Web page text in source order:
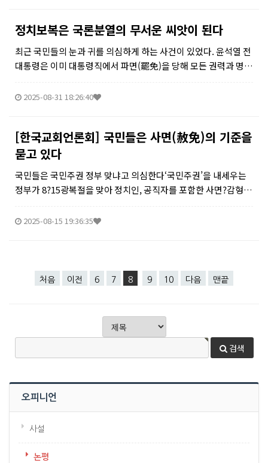
정치보복은 국론분열의 무서운 씨앗이 된다
최근 국민들의 눈과 귀를 의심하게 하는 사건이 있었다. 윤석열 전
대통령은 이미 대통령직에서 파면(罷免)을 당해 모든 권력과 명예
가두었다. 그것도 모자라 자신들이 여당이 된 후에 특검을 만들어,
2025-08-31 18:26:40
[한국교회언론회] 국민들은 사면(赦免)의 기준을
묻고 있다
국민들은 국민주권 정부 맞냐고 의심한다‘국민주권’을 내세우는
정부가 8?15광복절을 맞아 정치인, 공직자를 포함한 사면?감형?
지 포함하고 있어, 여론은 싸늘하다. 해당 법무부는 ‘국민 화합기
2025-08-15 19:36:35
처음 이전 6 7 8 9 10 다음 맨끝
검색
오피니언
사설
논평